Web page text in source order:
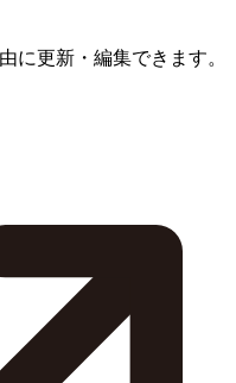
に更新・編集できます。